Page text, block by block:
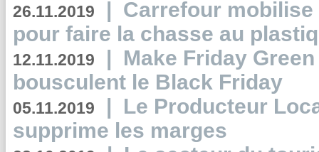
26.11.2019 | Carrefour
pour faire la chasse au
12.11.2019 | Make Friday
bousculent le Black Friday
05.11.2019 | Le Producteur
supprime les marges